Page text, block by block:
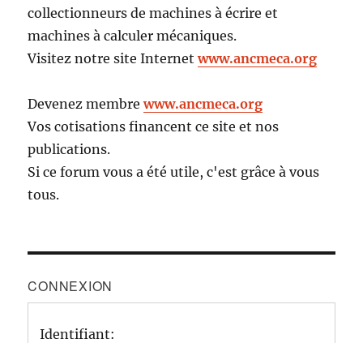
collectionneurs de machines à écrire et
machines à calculer mécaniques.
Visitez notre site Internetwww.ancmeca.org
Devenez membrewww.ancmeca.org
Vos cotisations financent ce site et nos
publications.
Si ce forum vous a été utile, c'est grâce à vous
tous.
CONNEXION
Identifiant: